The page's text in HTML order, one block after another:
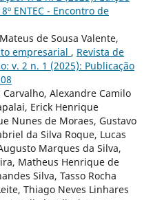
ENTEC - Encontro de
de Sousa Valente,
empresarial , Revista de
v. 2 n. 1 (2025): Publicação
Alexandre Camilo
Erick Henrique
Nunes de Moraes, Gustavo
da Silva Roque, Lucas
Marques da Silva,
Matheus Henrique de
Silva, Tasso Rocha
Thiago Neves Linhares